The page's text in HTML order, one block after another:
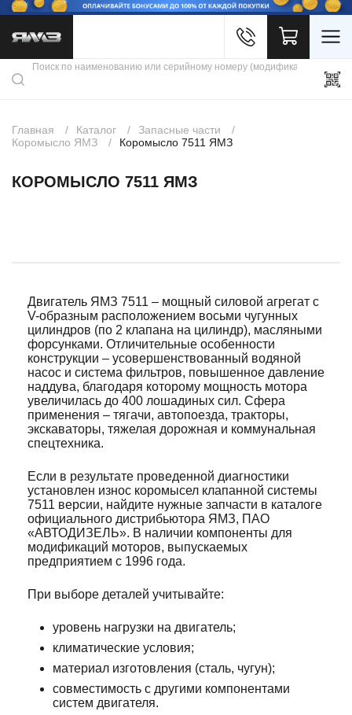
Каталог продукции
Скидки
Контакты
Главная Каталог
Запасные части
Коромысло ЯМЗ
Коромысло 7511 ЯМЗ
КОРОМЫСЛО 7511 ЯМЗ
Двигатель ЯМЗ 7511 – мощный силовой агрегат с
V-образным расположением восьми чугунных
цилиндров (по 2 клапана на цилиндр), масляными
форсунками. Отличительные особенности
конструкции – усовершенствованный водяной
насос и система фильтров, повышенное давление
наддува, благодаря которому мощность мотора
увеличилась до 400 лошадиных сил. Сфера
применения – тягачи, автопоезда, тракторы,
экскаваторы, тяжелая дорожная и коммунальная
спецтехника.
Если в результате проведенной диагностики
установлен износ коромысел клапанной системы
7511 версии, найдите нужные запчасти в каталоге
официального дистрибьютора ЯМЗ, ПАО
«АВТОДИЗЕЛЬ». В наличии компоненты для
модификаций моторов, выпускаемых
предприятием с 1996 года.
При выборе деталей учитывайте:
уровень нагрузки на двигатель;
климатические условия;
материал изготовления (сталь, чугун);
совместимость с другими компонентами
систем двигателя.